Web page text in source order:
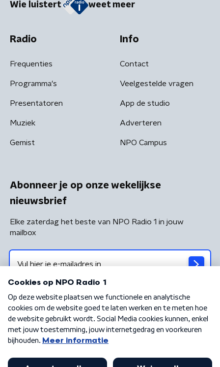
Wie luistert weet meer
Radio
Frequenties
Programma's
Presentatoren
Muziek
Gemist
Info
Contact
Veelgestelde vragen
App de studio
Adverteren
NPO Campus
Abonneer je op onze wekelijkse
nieuwsbrief
Elke zaterdag het beste van NPO Radio 1 in jouw
mailbox
Algemene voorwaarden